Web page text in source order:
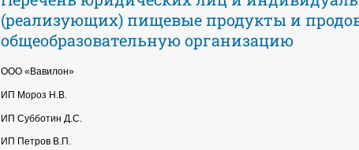
(реализующих) пищевые продукты и
общеобразовательную организацию
ООО «Вавилон»
ИП Мороз Н.В.
ИП Субботин Д.С.
ИП Петров В.П.